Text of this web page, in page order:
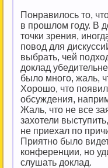
Понравилось то,
в прошлом году. В
точки зрения,
повод для
выбрать, чей
доклад
было много, жаль,
Хорошо, что
обсуждения,
Жаль, что не все
захотели
не приехал по
Приятно было
конференции, но
слушать доклад.